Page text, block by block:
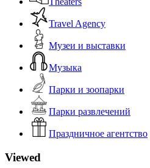
Travel Agency
Музеи и выставки
Музыка
Парки и зоопарки
Парки развлечений
Праздничное агентство
Viewed